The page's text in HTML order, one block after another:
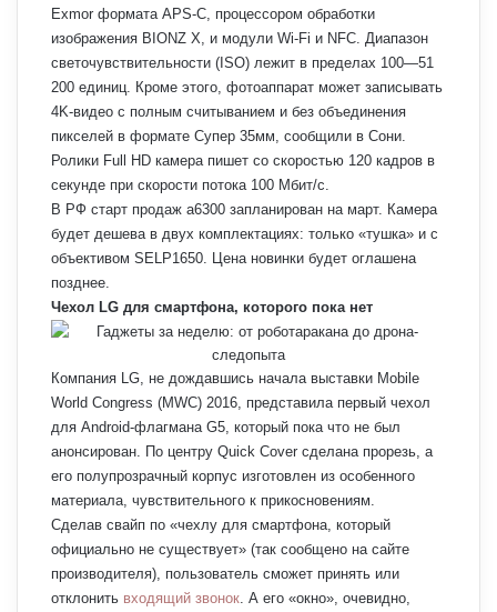
Exmor формата APS-C, процессором обработки
изображения BIONZ X, и модули Wi-Fi и NFC. Диапазон
светочувствительности (ISO) лежит в пределах 100—51
200 единиц. Кроме этого, фотоаппарат может записывать
4K-видео с полным считыванием и без объединения
пикселей в формате Супер 35мм, сообщили в Сони.
Ролики Full HD камера пишет со скоростью 120 кадров в
секунде при скорости потока 100 Мбит/с.
В РФ старт продаж a6300 запланирован на март. Камера
будет дешева в двух комплектациях: только «тушка» и с
объективом SELP1650. Цена новинки будет оглашена
позднее.
Чехол LG для смартфона, которого пока нет
Компания LG, не дождавшись начала выставки Mobile
World Congress (MWC) 2016, представила первый чехол
для Android-флагмана G5, который пока что не был
анонсирован. По центру Quick Cover сделана прорезь, а
его полупрозрачный корпус изготовлен из особенного
материала, чувствительного к прикосновениям.
Сделав свайп по «чехлу для смартфона, который
официально не существует» (так сообщено на сайте
производителя), пользователь сможет принять или
отклонить входящий звонок. А его «окно», очевидно,